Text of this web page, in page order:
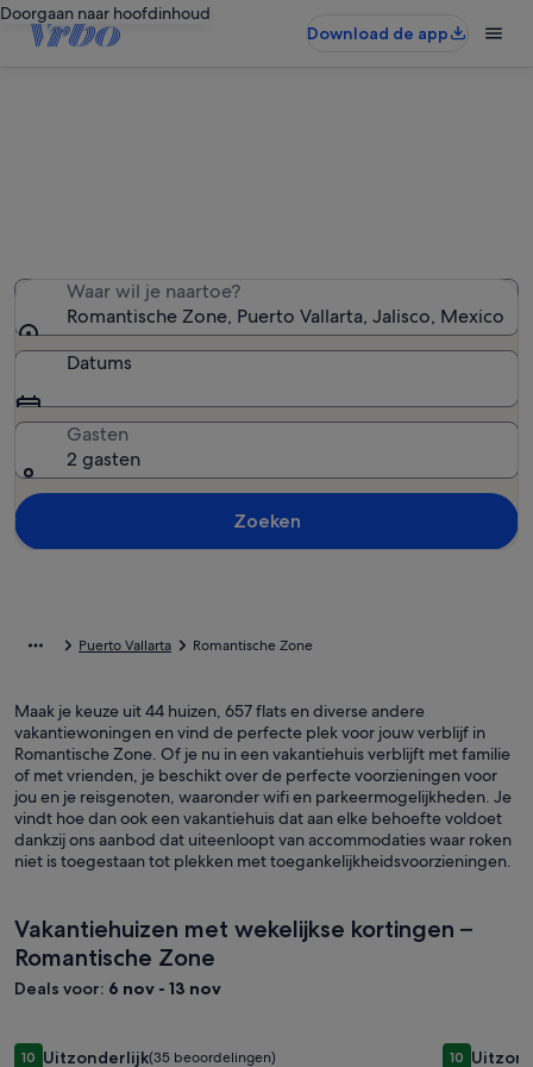
Doorgaan naar hoofdinhoud
Download de app
Waar wil je naartoe?
Romantische Zone, Puerto Vallarta, Jalisco, Mexico
Datums
Gasten
2 gasten
Zoeken
Puerto Vallarta Romantische Zone
Maak je keuze uit 44 huizen, 657 flats en diverse andere
vakantiewoningen en vind de perfecte plek voor jouw verblijf in
Romantische Zone. Of je nu in een vakantiehuis verblijft met familie
of met vrienden, je beschikt over de perfecte voorzieningen voor
jou en je reisgenoten, waaronder wifi en parkeermogelijkheden. Je
vindt hoe dan ook een vakantiehuis dat aan elke behoefte voldoet
dankzij ons aanbod dat uiteenloopt van accommodaties waar roken
niet is toegestaan tot plekken met toegankelijkheidsvoorzieningen.
Vakantiehuizen met wekelijkse kortingen –
Romantische Zone
Deals voor: 6 nov - 13 nov
Fotogalerie
10 Uitzonderlijk(35 beoordelingen)
Casa del Quetzal Puerto Vallarta
10
Orange